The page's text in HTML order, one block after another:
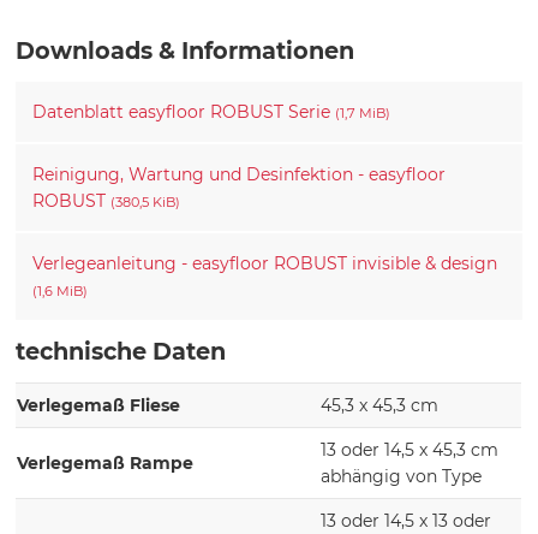
Downloads & Informationen
Datenblatt easyfloor ROBUST Serie (1,7 MiB)
Reinigung, Wartung und Desinfektion - easyfloor
ROBUST (380,5 KiB)
Verlegeanleitung - easyfloor ROBUST invisible & design
(1,6 MiB)
technische Daten
Verlegemaß Fliese 45,3 x 45,3 cm
Verlegemaß Rampe
13 oder 14,5 x 45,3 cm
abhängig von Type
13 oder 14,5 x 13 oder